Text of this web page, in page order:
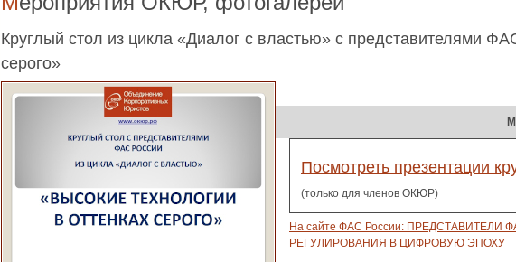
Круглый стол из цикла «Диалог с властью» с представителями
серого»
Посмотреть презентации
(только для членов ОКЮР)
На сайте ФАС России:
РЕГУЛИРОВАНИЯ В ЦИФРОВУЮ ЭПОХУ